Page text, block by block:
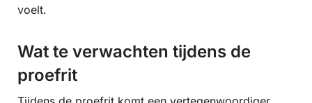
voelt.
Wat te verwachten tijdens de
proefrit